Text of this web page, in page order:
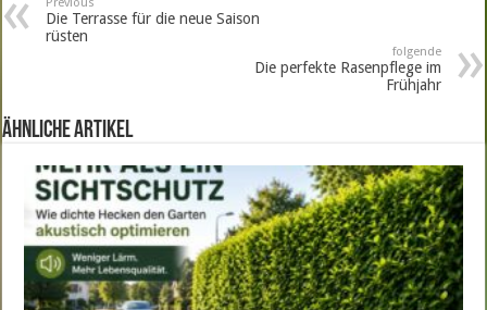
Die Terrasse für die neue Saison
rüsten
folgende
Die perfekte Rasenpflege im
Frühjahr
ähnliche Artikel